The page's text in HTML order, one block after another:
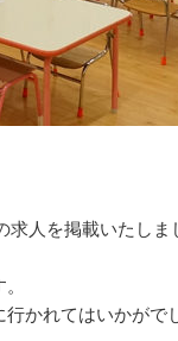
求人を掲載いたしま
かれてはいかがで